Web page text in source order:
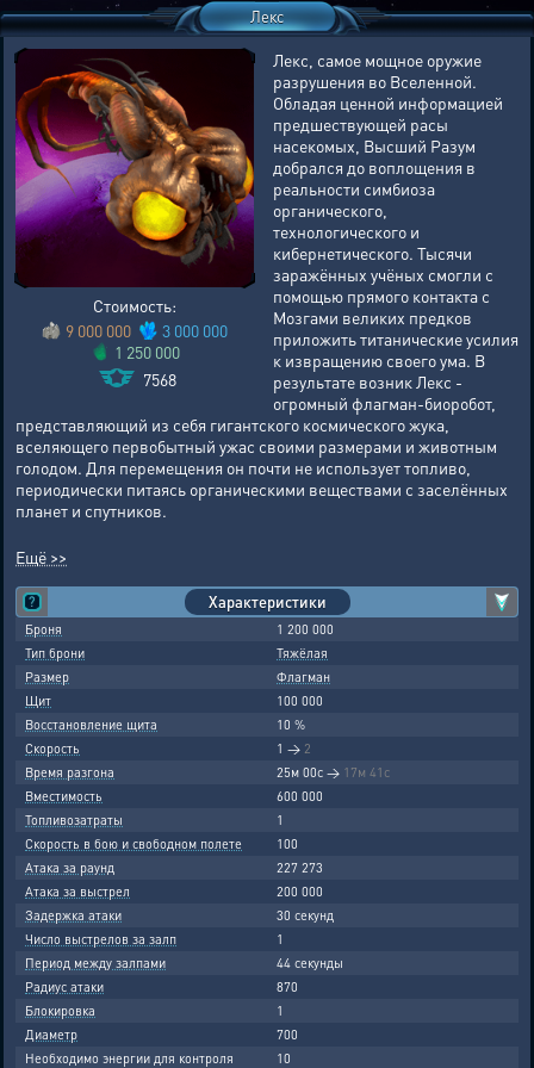
Лекс
Стоимость:
9 000 000
3 000 000
1 250 000
7568
Лекс, самое мощное оружие
разрушения во Вселенной.
Обладая ценной информацией
предшествующей расы
насекомых, Высший Разум
добрался до воплощения в
реальности симбиоза
органического,
технологического и
кибернетического. Тысячи
заражённых учёных смогли с
помощью прямого контакта с
Мозгами великих предков
приложить титанические усилия
к извращению своего ума. В
результате возник Лекс -
огромный флагман-биоробот,
представляющий из себя гигантского космического жука,
вселяющего первобытный ужас своими размерами и животным
голодом. Для перемещения он почти не использует топливо,
периодически питаясь органическими веществами с заселённых
планет и спутников.
Ещё >>
Характеристики
Броня
1 200 000
Тип брони
Тяжёлая
Размер
Флагман
Щит
100 000
Восстановление щита
10 %
Скорость
1 → 2
Время разгона
25м 00с → 17м 41с
Вместимость
600 000
Топливозатраты
1
Скорость в бою и свободном полете
100
Атака за раунд
227 273
Атака за выстрел
200 000
Задержка атаки
30 секунд
Число выстрелов за залп
1
Период между залпами
44 секунды
Радиус атаки
870
Блокировка
1
Диаметр
700
Необходимо энергии для контроля
10